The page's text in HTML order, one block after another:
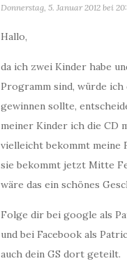
Donnerstag, 5. Januar 2012 bei
Hallo,
da ich zwei Kinder habe
Programm sind, würde ich
gewinnen sollte,
meiner Kinder ich die CD
vielleicht bekommt meine
sie bekommt jetzt Mitte
wäre das ein schönes
Folge dir bei google als
und bei Facebook als
auch dein GS dort geteilt.